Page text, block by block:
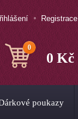
Registrace
0 Kč
0
poukazy